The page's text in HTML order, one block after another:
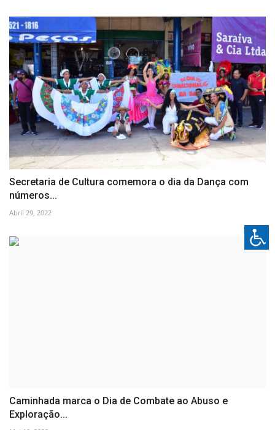
Secretaria de Cultura comemora o dia da Dança com
números...
Abril 29, 2022
Caminhada marca o Dia de Combate ao Abuso e
Exploração...